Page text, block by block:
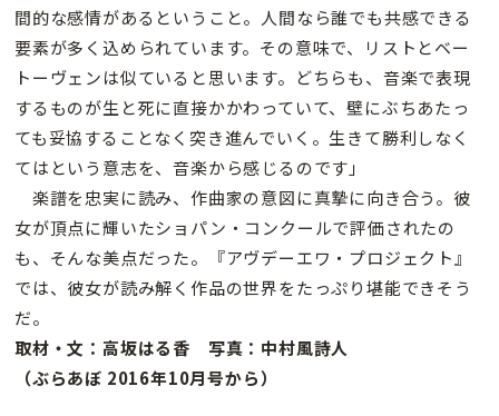
間的な感情があるということ。人間なら誰でも共感できる
要素が多く込められています。その意味で、リストとベー
トーヴェンは似ていると思います。どちらも、音楽で表現
するものが生と死に直接かかわっていて、壁にぶちあたっ
ても妥協することなく突き進んでいく。生きて勝利しなく
てはという意志を、音楽から感じるのです」
楽譜を忠実に読み、作曲家の意図に真摯に向き合う。彼
女が頂点に輝いたショパン・コンクールで評価されたの
も、そんな美点だった。『アヴデーエワ・プロジェクト』
では、彼女が読み解く作品の世界をたっぷり堪能できそう
だ。
取材・文：高坂はる香 写真：中村風詩人
（ぶらあぼ 2016年10月号から）